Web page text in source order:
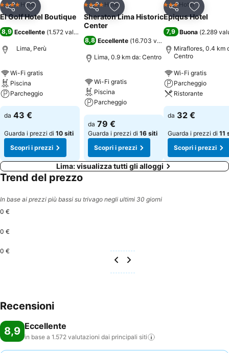
CondividiAggiungi ai preferiti
4 StelleHotel
El Golf Hotel Boutique
8,9 Eccellente (1.572 valutazioni
Lima, Perù
Wi-Fi gratis
Piscina
Parcheggio
da 43 €
Guarda i prezzi di 10 siti
Scopri i prezzi
CondividiAggiungi ai preferiti
4 StelleHotel
Sheraton Lima Historic
Center
8,8 Eccellente (16.703 valutazioni
Lima, 0.9 km da: Centro
Wi-Fi gratis
Piscina
Parcheggio
da 79 €
Guarda i prezzi di 16 siti
Scopri i prezzi
Condividi
3 StelleHotel
Epiqus Hotel
7,9 Buona (2.289
Miraflores, 0.4 km
Centro
Wi-Fi gratis
Parcheggio
Ristorante
da 32 €
Guarda i prezzi di 11
Scopri i prezzi
Lima: visualizza tutti gli alloggi
Trend del prezzo
In base ai prezzi più bassi su trivago negli ultimi 30 giorni
0 €
0 €
0 €
Recensioni
8,9 Eccellente
in base a 1.572 valutazioni dai principali siti